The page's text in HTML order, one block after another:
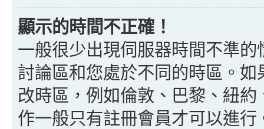
顯示的時間不正確！
一般很少出現伺服器時間不準
討論區和您處於不同的時區。
改時區，例如倫敦、巴黎、紐
作一般只有註冊會員才可以進